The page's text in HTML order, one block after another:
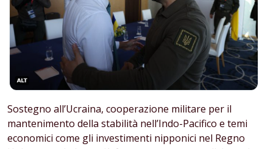
Sostegno all’Ucraina, cooperazione militare per il
mantenimento della stabilità nell’Indo-Pacifico e temi
economici come gli investimenti nipponici nel Regno